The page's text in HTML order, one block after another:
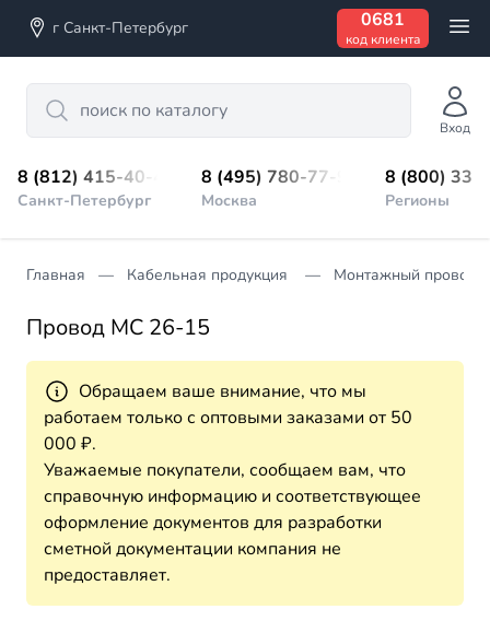
г Санкт-Петербург 0681
код клиента
Search
Вход
8 (812) 415-40-45
Санкт-Петербург
8 (495) 780-77-98
Москва
8 (800)
Регионы
Главная Кабельная продукция Монтажный провод
Провод МС 26-15
Обращаем ваше внимание, что мы
работаем только с оптовыми заказами от 50
000 ₽.
Уважаемые покупатели, сообщаем вам, что
справочную информацию и соответствующее
оформление документов для разработки
сметной документации компания не
предоставляет.